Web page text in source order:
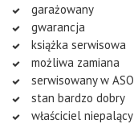
garażowany
gwarancja
książka serwisowa
możliwa zamiana
serwisowany w ASO
stan bardzo dobry
właściciel niepalący